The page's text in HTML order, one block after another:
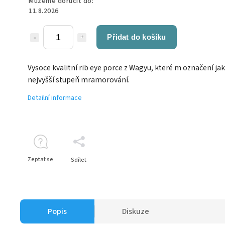
11.8.2026
Přidat do košíku
Vysoce kvalitní rib eye porce z Wagyu, které m označení
nejvyšší stupeň mramorování.
Detailní informace
Zeptat se Sdílet
Popis Diskuze